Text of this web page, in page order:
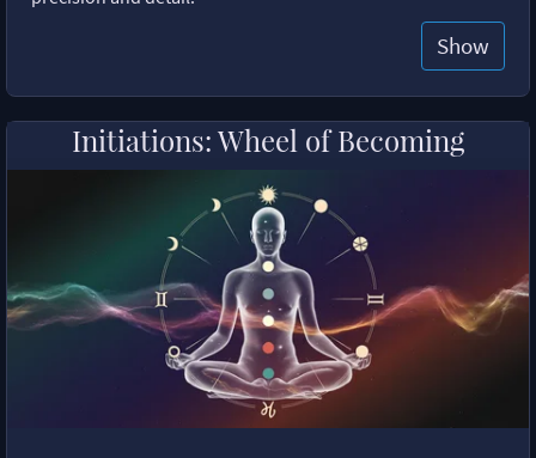
Show
Initiations: Wheel of Becoming